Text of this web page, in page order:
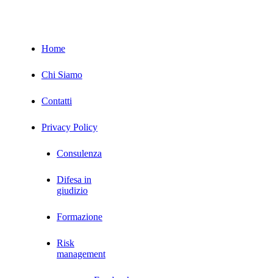
Home
Chi Siamo
Contatti
Privacy Policy
Consulenza
Difesa in
giudizio
Formazione
Risk
management